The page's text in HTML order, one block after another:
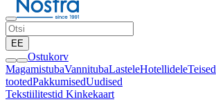
EE
Ostukorv
MagamistubaVannitubaLasteleHotellideleTeised
tootedPakkumisedUudised
Tekstiilitestid Kinkekaart